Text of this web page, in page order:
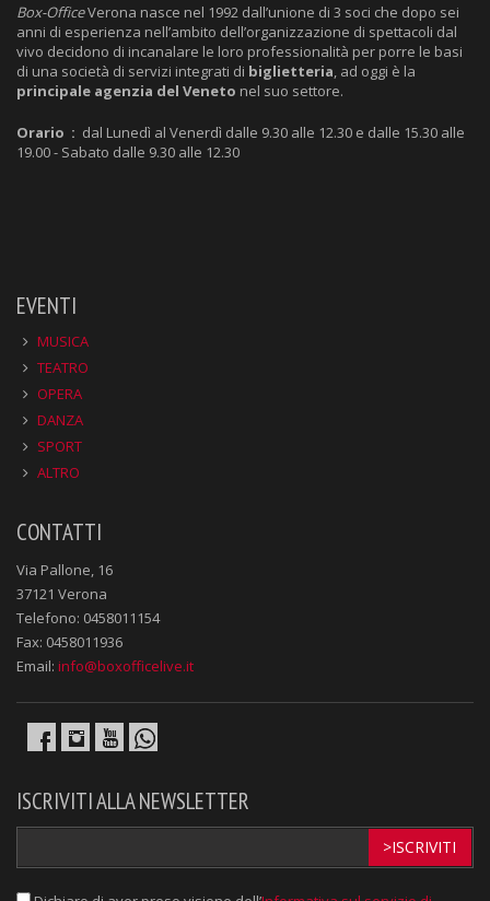
Box-OfficeVerona nasce nel 1992 dall’unione di 3 soci che dopo sei
anni di esperienza nell’ambito dell’organizzazione di spettacoli dal
vivo decidono di incanalare le loro professionalità per porre le basi
di una società di servizi integrati di biglietteria, ad oggi è la
principale agenzia del Veneto nel suo settore.
Orario : dal Lunedì al Venerdì dalle 9.30 alle 12.30 e dalle 15.30 alle
19.00 - Sabato dalle 9.30 alle 12.30
EVENTI
MUSICA
TEATRO
OPERA
DANZA
SPORT
ALTRO
CONTATTI
Via Pallone, 16
37121 Verona
Telefono: 0458011154
Fax: 0458011936
Email: info@boxofficelive.it
ISCRIVITI ALLA NEWSLETTER
>ISCRIVITI